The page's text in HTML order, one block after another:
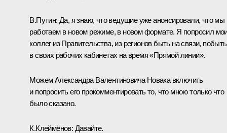
В.Путин: Да, я знаю, что ведущие уже анонсировали, что мы
работаем в новом режиме, в новом формате. Я попросил
коллег из Правительства, из регионов быть на связи, побыть
в своих рабочих кабинетах на время «Прямой линии».
Можем Александра Валентиновича Новака включить
и попросить его прокомментировать то, что мною только что
было сказано.
К.Клеймёнов: Давайте.